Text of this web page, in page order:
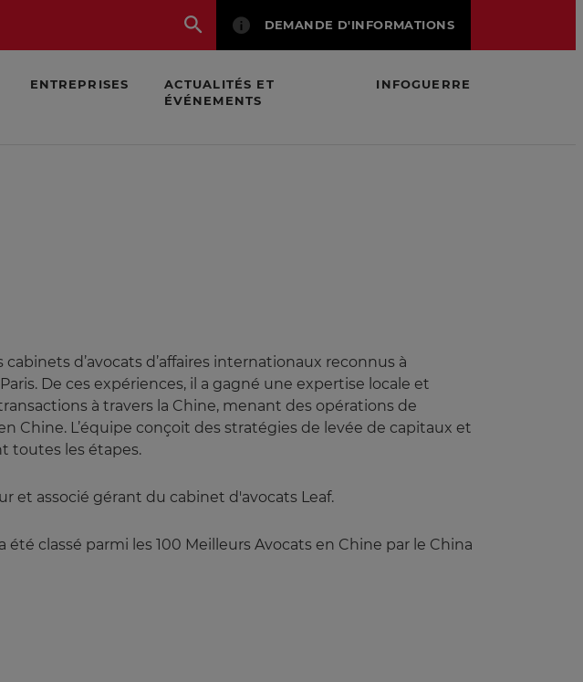
DEMANDE D'INFORMATIONS
ENTREPRISES
ACTUALITÉS ET
ÉVÉNEMENTS
INFOGUERRE
d’avocats d’affaires internationaux reconnus à
De ces expériences, il a gagné une expertise locale et
à travers la Chine, menant des opérations de
Chine. L’équipe conçoit des stratégies de levée de capitaux et
toutes les étapes.
et associé gérant du cabinet d'avocats Leaf.
été classé parmi les 100 Meilleurs Avocats en Chine par le China